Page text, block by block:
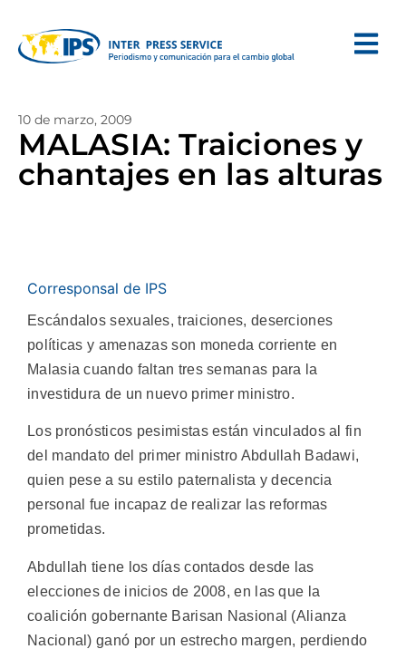
10 de marzo, 2009
MALASIA: Traiciones y
chantajes en las alturas
Corresponsal de IPS
Escándalos sexuales, traiciones, deserciones
políticas y amenazas son moneda corriente en
Malasia cuando faltan tres semanas para la
investidura de un nuevo primer ministro.
Los pronósticos pesimistas están vinculados al fin
del mandato del primer ministro Abdullah Badawi,
quien pese a su estilo paternalista y decencia
personal fue incapaz de realizar las reformas
prometidas.
Abdullah tiene los días contados desde las
elecciones de inicios de 2008, en las que la
coalición gobernante Barisan Nasional (Alianza
Nacional) ganó por un estrecho margen, perdiendo